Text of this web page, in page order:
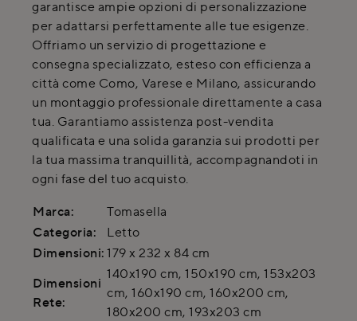
garantisce ampie opzioni di personalizzazione
per adattarsi perfettamente alle tue esigenze.
Offriamo un servizio di progettazione e
consegna specializzato, esteso con efficienza a
città come Como, Varese e Milano, assicurando
un montaggio professionale direttamente a casa
tua. Garantiamo assistenza post-vendita
qualificata e una solida garanzia sui prodotti per
la tua massima tranquillità, accompagnandoti in
ogni fase del tuo acquisto.
Marca:
Tomasella
Categoria:
Letto
Dimensioni: 179 x 232 x 84 cm
Dimensioni
Rete:
140x190 cm, 150x190 cm, 153x203
cm, 160x190 cm, 160x200 cm,
180x200 cm, 193x203 cm